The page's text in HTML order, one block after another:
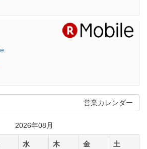
営業カレンダー
2026年08月
水 木 金 土